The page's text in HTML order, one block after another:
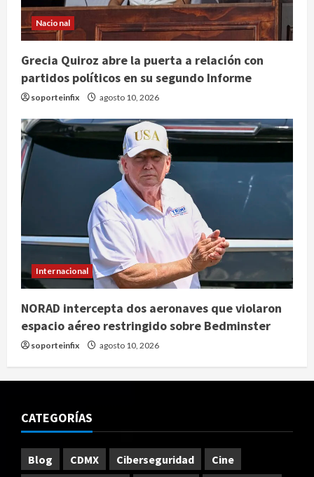
Nacional
Grecia Quiroz abre la puerta a relación con
partidos políticos en su segundo Informe
soporteinfix agosto 10, 2026
Internacional
NORAD intercepta dos aeronaves que violaron
espacio aéreo restringido sobre Bedminster
soporteinfix agosto 10, 2026
CATEGORÍAS
Blog CDMX Ciberseguridad
Cine